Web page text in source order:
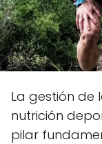
La gestión de
nutrición
pilar